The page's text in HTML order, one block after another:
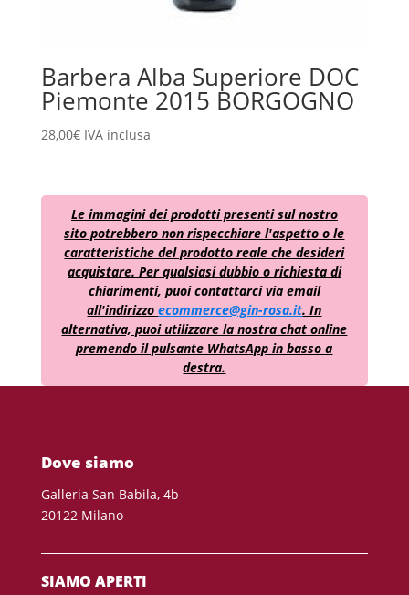
Barbera Alba Superiore DOC
Piemonte 2015 BORGOGNO
28,00€ IVA inclusa
Le immagini dei prodotti presenti sul nostro
sito potrebbero non rispecchiare l'aspetto o le
caratteristiche del prodotto reale che desideri
acquistare. Per qualsiasi dubbio o richiesta di
chiarimenti, puoi contattarci via email
all'indirizzoecommerce@gin-rosa.it. In
alternativa, puoi utilizzare la nostra chat online
premendo il pulsante WhatsApp in basso a
destra.
Dove siamo
Galleria San Babila, 4b
20122 Milano
SIAMO APERTI